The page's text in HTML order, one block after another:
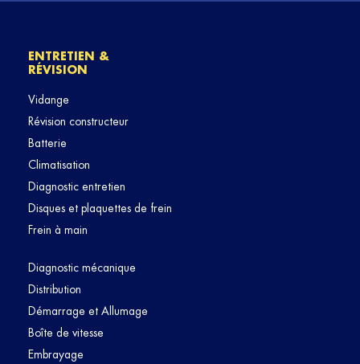
ENTRETIEN &
RÉVISION
Vidange
Révision constructeur
Batterie
Climatisation
Diagnostic entretien
Disques et plaquettes de frein
Frein à main
Diagnostic mécanique
Distribution
Démarrage et Allumage
Boîte de vitesse
Embrayage